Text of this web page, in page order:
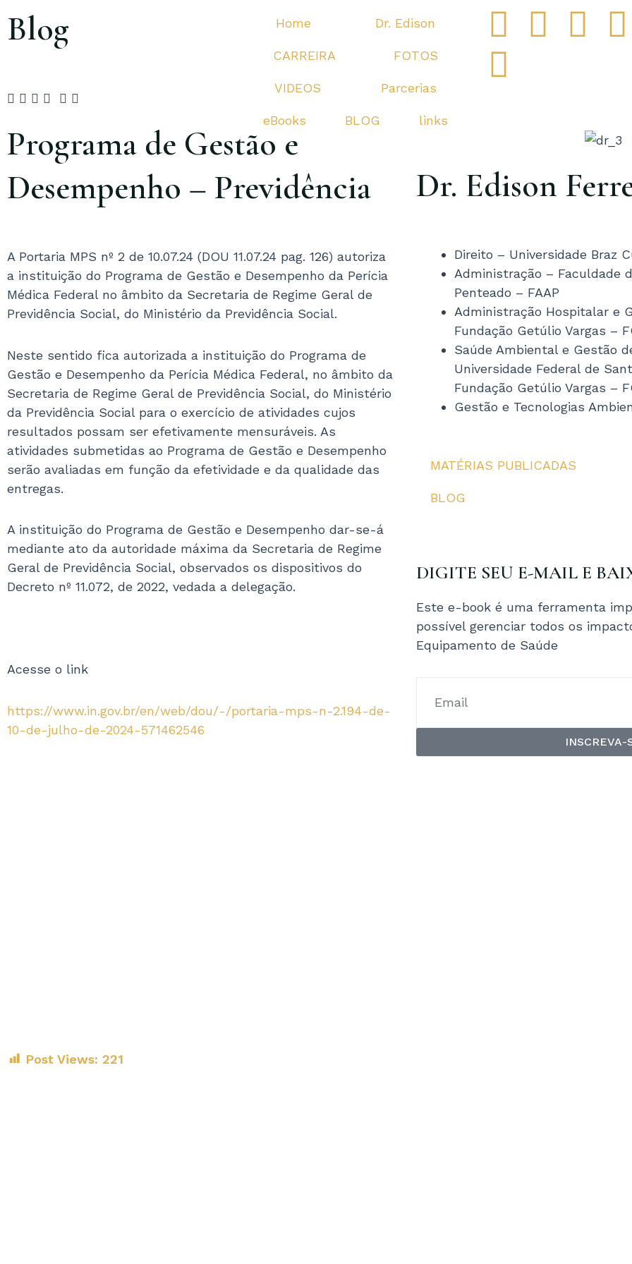
para
Home Dr. Edison
CARREIRA FOTOS
VIDEOS Parcerias
eBooks BLOG links
F
a
b
o
k
I
g
a
m
T
t
t
e
t
G
o
l
e
p
l
u
s
Blog
Programa de Gestão e
Desempenho – Previdência
A Portaria MPS nº 2 de 10.07.24 (DOU 11.07.24 pag. 126) autoriza
a instituição do Programa de Gestão e Desempenho da Perícia
Médica Federal no âmbito da Secretaria de Regime Geral de
Previdência Social, do Ministério da Previdência Social.
Neste sentido fica autorizada a instituição do Programa de
Gestão e Desempenho da Perícia Médica Federal, no âmbito da
Secretaria de Regime Geral de Previdência Social, do Ministério
da Previdência Social para o exercício de atividades cujos
resultados possam ser efetivamente mensuráveis. As
atividades submetidas ao Programa de Gestão e Desempenho
serão avaliadas em função da efetividade e da qualidade das
entregas.
A instituição do Programa de Gestão e Desempenho dar-se-á
mediante ato da autoridade máxima da Secretaria de Regime
Geral de Previdência Social, observados os dispositivos do
Decreto nº 11.072, de 2022, vedada a delegação.
Acesse o link
https://www.in.gov.br/en/web/dou/-/portaria-mps-n-2.194-de-
10-de-julho-de-2024-571462546
Post Views: 221
Dr. Edison
Direito – Universidade Braz
Administração – Faculdade
Penteado – FAAP
Administração Hospitalar e
Fundação Getúlio Vargas –
Saúde Ambiental e Gestão
Universidade Federal de
Fundação Getúlio Vargas –
Gestão e Tecnologias
MATÉRIAS PUBLICADAS
BLOG
DIGITE SEU E-MAIL E
Este e-book é uma ferramenta
possível gerenciar todos os
Equipamento de Saúde
INSCREVA-